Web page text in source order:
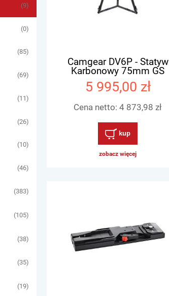
(9)
(0)
(85)
(69)
(11)
(26)
(10)
(46)
(383)
(105)
(38)
(35)
(19)
Camgear DV6P - Statyw
Karbonowy 75mm GS
5 995,00 zł
Cena netto: 4 873,98 zł
kup
zobacz więcej